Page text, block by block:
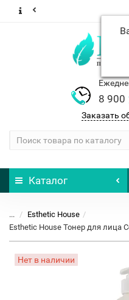
8 900
Заказать
Каталог
...
Esthetic House
Esthetic House Тонер для лица
Нет в наличии